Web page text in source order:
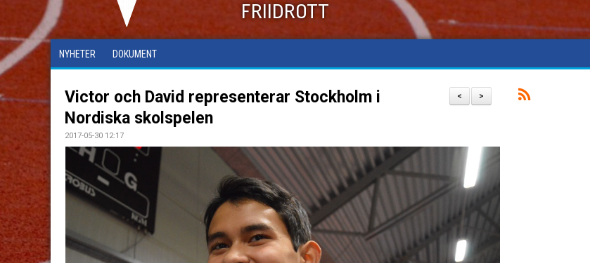
FRIIDROTT
NYHETER DOKUMENT
>
<
Victor och David representerar Stockholm i
Nordiska skolspelen
2017-05-30 12:17